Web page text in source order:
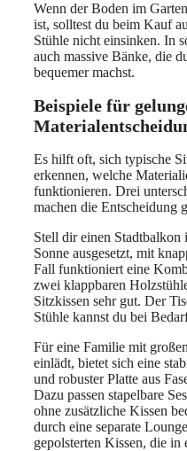
Wenn der Boden im
ist, solltest du beim Kauf
Stühle nicht einsinken. In
auch massive Bänke, die
bequemer machst.
Beispiele für
Es hilft oft, sich typische
erkennen, welche
funktionieren. Drei
machen die Entscheidung
Stell dir einen
Sonne ausgesetzt, mit
Fall funktioniert eine
zwei klappbaren
Sitzkissen sehr gut. Der
Stühle kannst du bei
Für eine Familie mit
einlädt, bietet sich eine
und robuster Platte aus
Dazu passen stapelbare
ohne zusätzliche Kissen
durch eine separate
gepolsterten Kissen, die in